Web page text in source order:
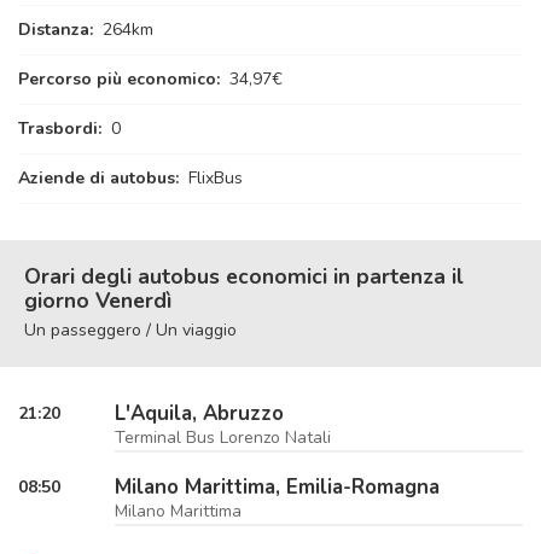
Distanza: 264km
Percorso più economico: 34,97€
Trasbordi: 0
Aziende di autobus: FlixBus
Orari degli autobus economici in partenza il
giorno Venerdì
Un passeggero / Un viaggio
21:20 L'Aquila, Abruzzo
Terminal Bus Lorenzo Natali
08:50 Milano Marittima, Emilia-Romagna
Milano Marittima